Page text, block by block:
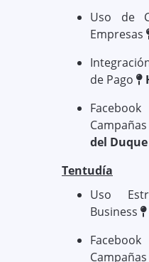
Uso de
Empresas
de Pago
del Duque
Tentudía
Uso
Business